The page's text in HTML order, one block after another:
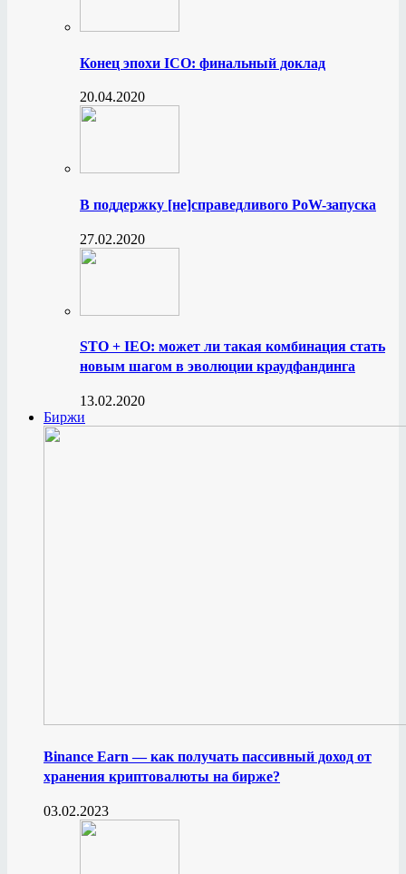
Конец эпохи ICO: финальный доклад
20.04.2020
В поддержку [не]справедливого PoW-запуска
27.02.2020
STO + IEO: может ли такая комбинация стать
новым шагом в эволюции краудфандинга
13.02.2020
Биржи
Binance Earn — как получать пассивный доход от
хранения криптовалюты на бирже?
03.02.2023